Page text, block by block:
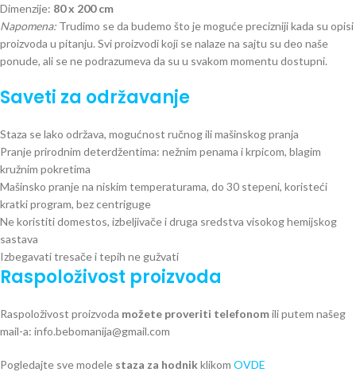
Dimenzije: 80 x 200 cm
Napomena: Trudimo se da budemo što je moguće precizniji kada su opisi
proizvoda u pitanju. Svi proizvodi koji se nalaze na sajtu su deo naše
ponude, ali se ne podrazumeva da su u svakom momentu dostupni.
Saveti za održavanje
Staza se lako održava, mogućnost ručnog ili mašinskog pranja
Pranje prirodnim deterdžentima: nežnim penama i krpicom, blagim
kružnim pokretima
Mašinsko pranje na niskim temperaturama, do 30 stepeni, koristeći
kratki program, bez centriguge
Ne koristiti domestos, izbeljivače i druga sredstva visokog hemijskog
sastava
Izbegavati tresače i tepih ne gužvati
Raspoloživost proizvoda
Raspoloživost proizvoda možete proveriti telefonomili putem našeg
mail-a: info.bebomanija@gmail.com
Pogledajte sve modele staza za hodnikklikom OVDE